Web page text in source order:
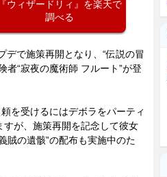
『ウィザードリィ』を楽天で
調べる
で施策再開となり、“伝説の冒
者“寂夜の魔術師 フルート”が登
を受けるにはデボラをパーティ
が、施策再開を記念して彼女
賊の遺骸”の配布も実施中のた